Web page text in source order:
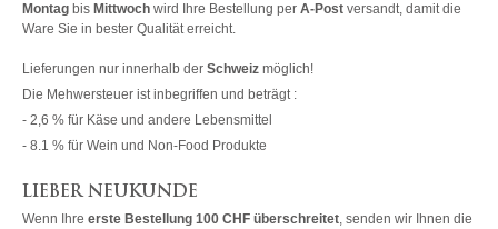
Montag bis Mittwoch wird Ihre Bestellung per A-Post versandt, damit die
Ware Sie in bester Qualität erreicht.
Lieferungen nur innerhalb der Schweiz möglich!
Die Mehwersteuer ist inbegriffen und beträgt :
- 2,6 % für Käse und andere Lebensmittel
- 8.1 % für Wein und Non-Food Produkte
LIEBER NEUKUNDE
Wenn Ihre erste Bestellung 100 CHF überschreitet, senden wir Ihnen die